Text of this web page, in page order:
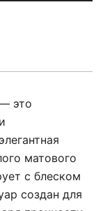
это
матового
с блеском
создан для